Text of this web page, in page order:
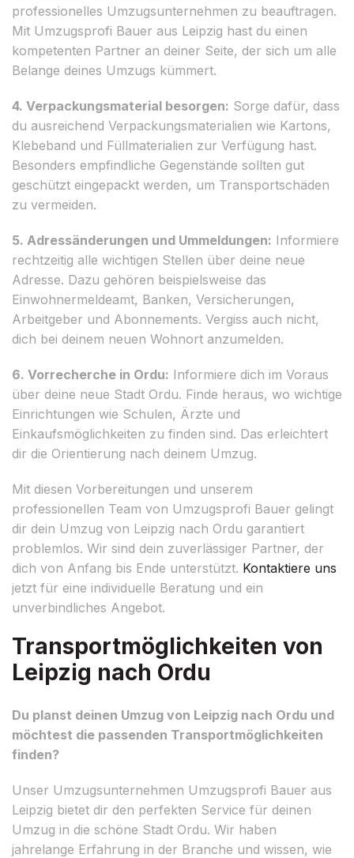
professionelles Umzugsunternehmen zu beauftragen.
Mit Umzugsprofi Bauer aus Leipzig hast du einen
kompetenten Partner an deiner Seite, der sich um alle
Belange deines Umzugs kümmert.
4. Verpackungsmaterial besorgen: Sorge dafür, dass
du ausreichend Verpackungsmaterialien wie Kartons,
Klebeband und Füllmaterialien zur Verfügung hast.
Besonders empfindliche Gegenstände sollten gut
geschützt eingepackt werden, um Transportschäden
zu vermeiden.
5. Adressänderungen und Ummeldungen: Informiere
rechtzeitig alle wichtigen Stellen über deine neue
Adresse. Dazu gehören beispielsweise das
Einwohnermeldeamt, Banken, Versicherungen,
Arbeitgeber und Abonnements. Vergiss auch nicht,
dich bei deinem neuen Wohnort anzumelden.
6. Vorrecherche in Ordu: Informiere dich im Voraus
über deine neue Stadt Ordu. Finde heraus, wo wichtige
Einrichtungen wie Schulen, Ärzte und
Einkaufsmöglichkeiten zu finden sind. Das erleichtert
dir die Orientierung nach deinem Umzug.
Mit diesen Vorbereitungen und unserem
professionellen Team von Umzugsprofi Bauer gelingt
dir dein Umzug von Leipzig nach Ordu garantiert
problemlos. Wir sind dein zuverlässiger Partner, der
dich von Anfang bis Ende unterstützt. Kontaktiere uns
jetzt für eine individuelle Beratung und ein
unverbindliches Angebot.
Transportmöglichkeiten von
Leipzig nach Ordu
Du planst deinen Umzug von Leipzig nach Ordu und
möchtest die passenden Transportmöglichkeiten
finden?
Unser Umzugsunternehmen Umzugsprofi Bauer aus
Leipzig bietet dir den perfekten Service für deinen
Umzug in die schöne Stadt Ordu. Wir haben
jahrelange Erfahrung in der Branche und wissen, wie